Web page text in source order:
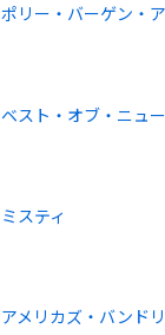
ポリー・バーゲン・
ベスト・オブ・ニュ
ミスティ
アメリカズ・バンド